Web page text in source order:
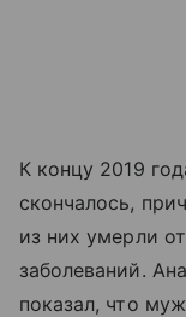
К концу 2019
скончалось,
из них умерли
заболеваний.
показал, что